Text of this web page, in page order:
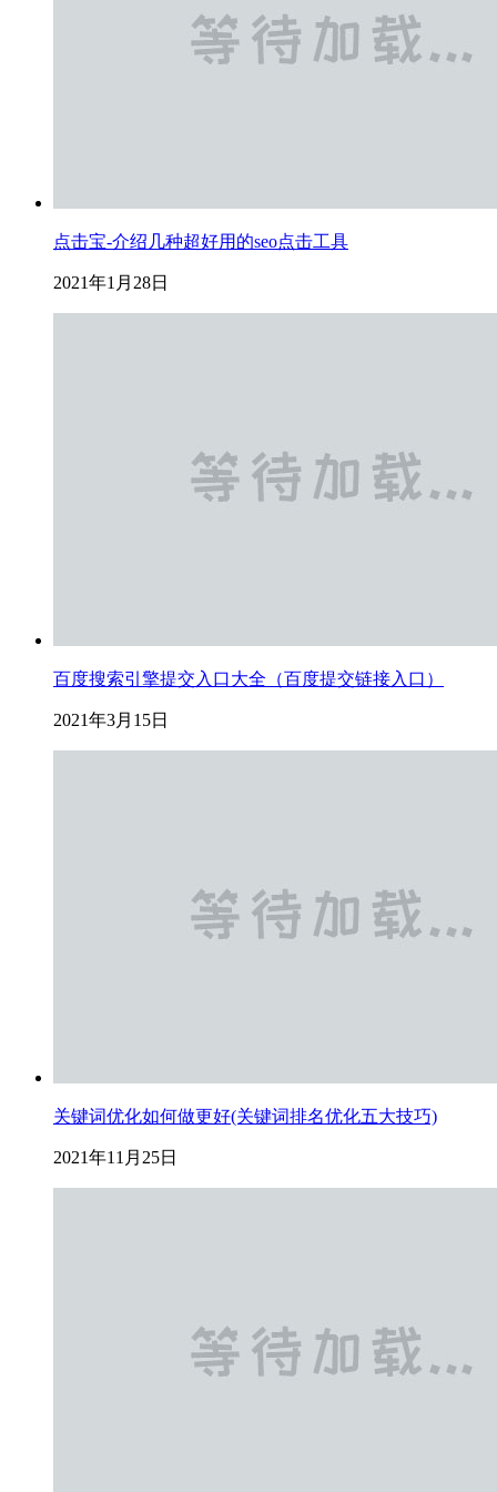
点击宝-介绍几种超好用的seo点击工具
2021年1月28日
百度搜索引擎提交入口大全（百度提交链接入口）
2021年3月15日
关键词优化如何做更好(关键词排名优化五大技巧)
2021年11月25日